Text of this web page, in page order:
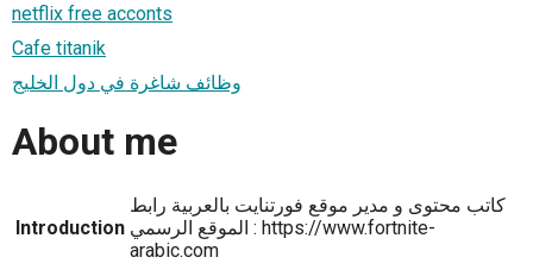
netflix free acconts
Cafe titanik
وظائف شاغرة في دول الخليج
About me
Introduction
كاتب محتوى و مدير موقع فورتنايت بالعربية رابط
الموقع الرسمي : https://www.fortnite-
arabic.com